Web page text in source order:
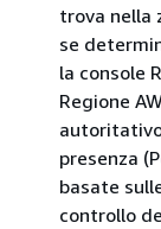
trova nella
se
la console
Regione
presenza
basate
controllo